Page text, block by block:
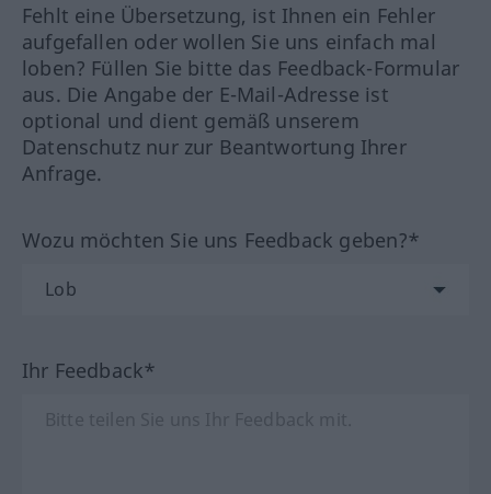
Fehlt eine Übersetzung, ist Ihnen ein Fehler
aufgefallen oder wollen Sie uns einfach mal
loben? Füllen Sie bitte das Feedback-Formular
aus. Die Angabe der E-Mail-Adresse ist
optional und dient gemäß unserem
Datenschutz nur zur Beantwortung Ihrer
Anfrage.
Wozu möchten Sie uns Feedback geben?*
Ihr Feedback*